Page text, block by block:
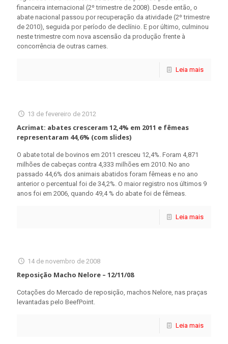
financeira internacional (2º trimestre de 2008). Desde então, o
abate nacional passou por recuperação da atividade (2º trimestre
de 2010), seguida por período de declínio. E por último, culminou
neste trimestre com nova ascensão da produção frente à
concorrência de outras carnes.
Leia mais
13 de fevereiro de 2012
Acrimat: abates cresceram 12,4% em 2011 e fêmeas
representaram 44,6% (com slides)
O abate total de bovinos em 2011 cresceu 12,4%. Foram 4,871
milhões de cabeças contra 4,333 milhões em 2010. No ano
passado 44,6% dos animais abatidos foram fêmeas e no ano
anterior o percentual foi de 34,2%. O maior registro nos últimos 9
anos foi em 2006, quando 49,4 % do abate foi de fêmeas.
Leia mais
14 de novembro de 2008
Reposição Macho Nelore – 12/11/08
Cotações do Mercado de reposição, machos Nelore, nas praças
levantadas pelo BeefPoint.
Leia mais